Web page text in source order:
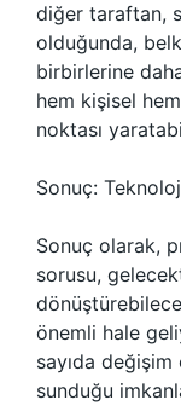
diğer taraftan,
olduğunda,
birbirlerine
hem kişisel
noktası
Sonuç:
Sonuç olarak,
sorusu,
önemli hale
sayıda değişim
sunduğu